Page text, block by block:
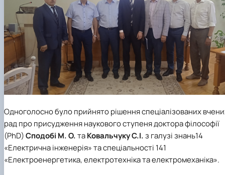
Одноголосно було прийнято рішення спеціалізованих
рад про присудження наукового ступеня доктора філософії
(PhD)Сподобі М. О.таКовальчуку С.І.з галузі знань14
«Електрична інженерія» та спеціальності 141
«Електроенергетика, електротехніка та електромеханіка».